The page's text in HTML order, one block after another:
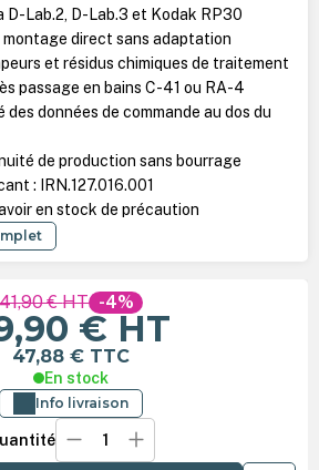
Lab.2, D-Lab.3 et Kodak RP30
montage direct sans adaptation
et résidus chimiques de traitement
passage en bains C-41 ou RA-4
des données de commande au dos du
de production sans bourrage
: IRN.127.016.001
en stock de précaution
41,90 €HT -4%
€HT
47,88 € TTC
En stock
Info livraison